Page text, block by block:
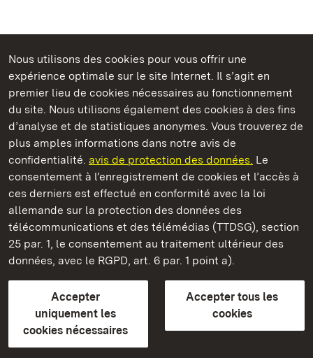
Nous utilisons des cookies pour vous offrir une
expérience optimale sur le site Internet. Il s’agit en
premier lieu de cookies nécessaires au fonctionnement
du site. Nous utilisons également des cookies à des fins
d’analyse et de statistiques anonymes. Vous trouverez de
plus amples informations dans notre avis de
confidentialité. avis de protection des données. Le
consentement à l’enregistrement de cookies et l’accès à
ces derniers est effectué en conformité avec la loi
allemande sur la protection des données des
télécommunications et des télémédias (TTDSG), section
25 par. 1, le consentement au traitement ultérieur des
données, avec le RGPD, art. 6 par. 1 point a).
Accepter
uniquement les
cookies nécessaires
Accepter tous les
cookies
Châteaux et jardins publics du Bade-Wurtemberg
Château de Kirchheim
Châteaux et jardins publics du Bade-Wurtemberg
FAQ et réponsesMentions légalesProtection des données
Explications sur l’accessibilité
BITV-konform (geprüfte Seiten)
plus loin
Accueil
Monuments